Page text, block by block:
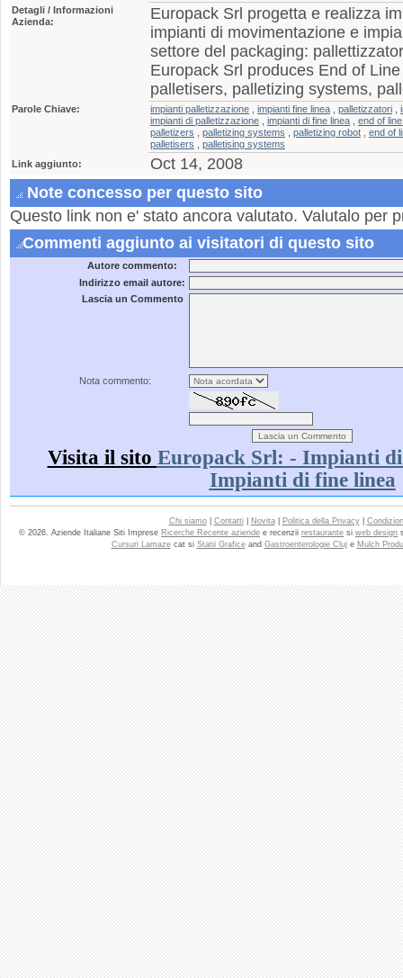
Detagli / Informazioni
Azienda:
Europack Srl progetta e realizza
impianti di movimentazione e
settore del packaging:
Europack Srl produces End of
palletisers, palletizing systems,
Parole Chiave: impianti palletizzazione impianti fine linea palletizzatori
impianti di palletizzazione
impianti di fine linea
end of
palletizers
palletizing systems palletizing robot
end of
palletisers
palletising systems
Link aggiunto:
Oct 14, 2008
Note concesso per questo sito
Questo link non e' stato ancora valutato. Valutalo per
Commenti aggiunto ai visitatori di questo sito
Autore commento:
Indirizzo email autore:
Lascia un Commento
Nota commento:
Visita il sito Europack Srl: - Impianti di
Impianti di fine linea
Chi siamo| Contatti| Novita| Politica della Privacy|
© 2026. Aziende Italiane Siti Imprese Ricerche Recente aziende e recenzii restaurante si web design
Cursuri Lamazecat si Statii Graficeand Gastroenterologie Cluje Mulch